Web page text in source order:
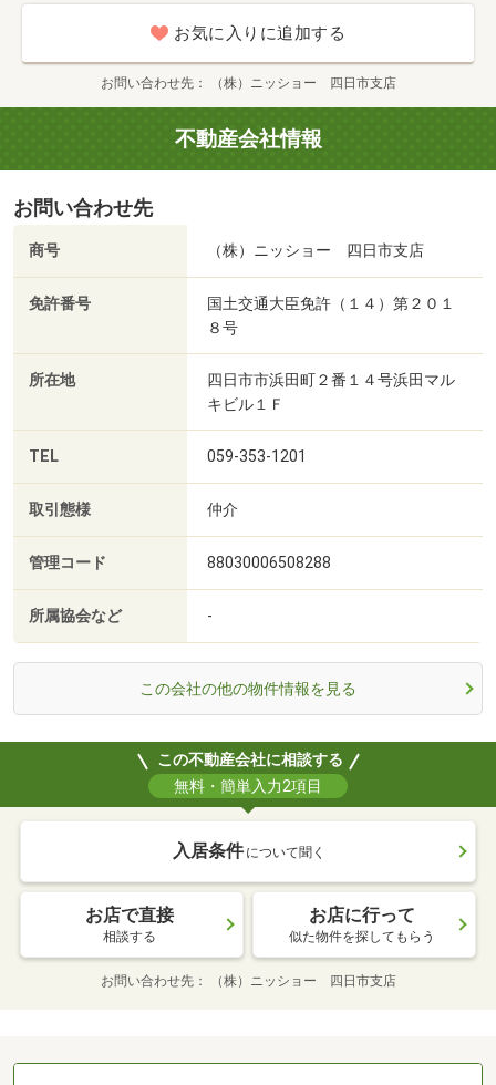
お気に入りに追加する
お問い合わせ先 （株）ニッショー 四日市支店
不動産会社情報
お問い合わせ先
商号 （株）ニッショー 四日市支店
免許番号
国土交通大臣免許（１４）第２０１
８号
所在地
四日市市浜田町２番１４号浜田マル
キビル１Ｆ
TEL 059-353-1201
取引態様 仲介
管理コード 88030006508288
所属協会など -
この会社の他の物件情報を見る
この不動産会社に相談する
無料・簡単入力2項目
入居条件 について聞く
お店で直接
相談する
お店に行って
似た物件を探してもらう
お問い合わせ先 （株）ニッショー 四日市支店